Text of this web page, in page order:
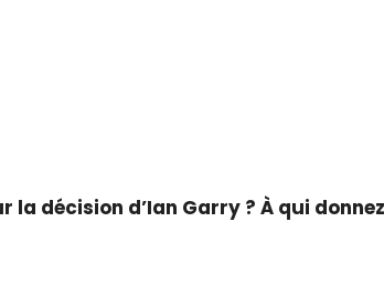
la décision d’Ian Garry ? À qui